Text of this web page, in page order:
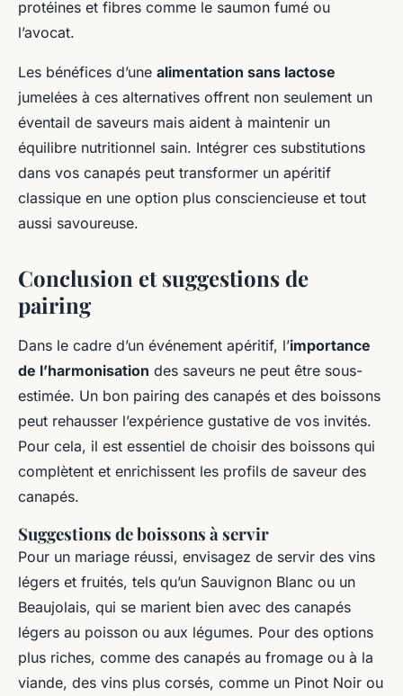
protéines et fibres comme le saumon fumé ou
l’avocat.
Les bénéfices d’une alimentation sans lactose
jumelées à ces alternatives offrent non seulement un
éventail de saveurs mais aident à maintenir un
équilibre nutritionnel sain. Intégrer ces substitutions
dans vos canapés peut transformer un apéritif
classique en une option plus consciencieuse et tout
aussi savoureuse.
Conclusion et suggestions de
pairing
Dans le cadre d’un événement apéritif, l’importance
de l’harmonisation des saveurs ne peut être sous-
estimée. Un bon pairing des canapés et des boissons
peut rehausser l’expérience gustative de vos invités.
Pour cela, il est essentiel de choisir des boissons qui
complètent et enrichissent les profils de saveur des
canapés.
Suggestions de boissons à servir
Pour un mariage réussi, envisagez de servir des vins
légers et fruités, tels qu’un Sauvignon Blanc ou un
Beaujolais, qui se marient bien avec des canapés
légers au poisson ou aux légumes. Pour des options
plus riches, comme des canapés au fromage ou à la
viande, des vins plus corsés, comme un Pinot Noir ou